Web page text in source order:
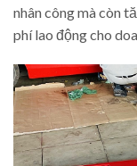
nhân công mà còn
phí lao động cho